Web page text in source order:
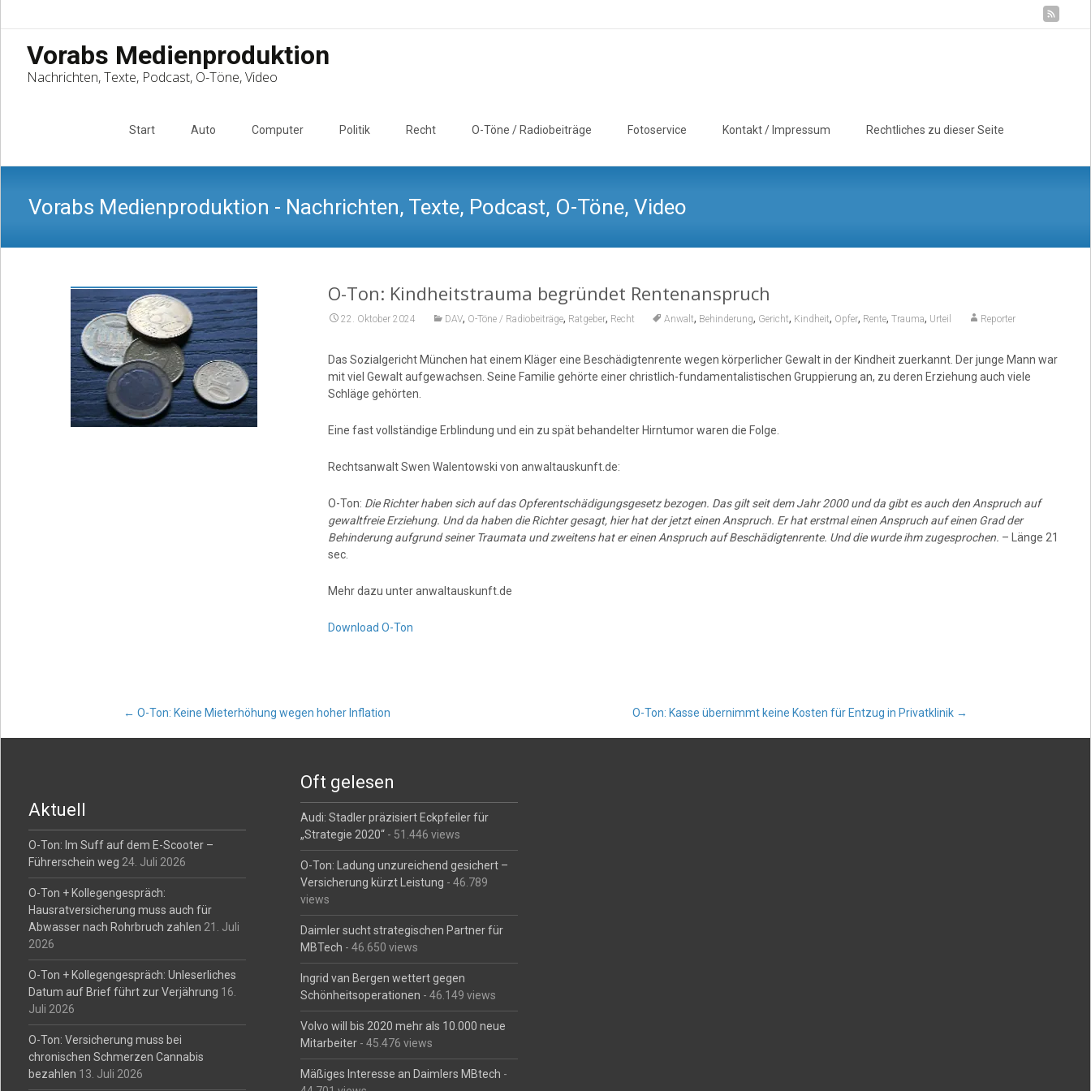
Vorabs Medienproduktion
Nachrichten, Texte, Podcast, O-Töne, Video
Start Auto Computer Politik Recht O-Töne / Radiobeiträge Fotoservice Kontakt / Impressum Rechtliches zu dieser Seite
Vorabs Medienproduktion - Nachrichten, Texte, Podcast, O-Töne, Video
O-Ton: Kindheitstrauma begründet Rentenanspruch
22. Oktober 2024 DAV, O-Töne / Radiobeiträge, Ratgeber, Recht Anwalt, Behinderung, Gericht, Kindheit, Opfer, Rente, Trauma, Urteil Reporter
Das Sozialgericht München hat einem Kläger eine Beschädigtenrente wegen körperlicher Gewalt in der Kindheit zuerkannt. Der junge Mann war
mit viel Gewalt aufgewachsen. Seine Familie gehörte einer christlich-fundamentalistischen Gruppierung an, zu deren Erziehung auch viele
Schläge gehörten.
Eine fast vollständige Erblindung und ein zu spät behandelter Hirntumor waren die Folge.
Rechtsanwalt Swen Walentowski von anwaltauskunft.de:
O-Ton: Die Richter haben sich auf das Opferentschädigungsgesetz bezogen. Das gilt seit dem Jahr 2000 und da gibt es auch den Anspruch auf
gewaltfreie Erziehung. Und da haben die Richter gesagt, hier hat der jetzt einen Anspruch. Er hat erstmal einen Anspruch auf einen Grad der
Behinderung aufgrund seiner Traumata und zweitens hat er einen Anspruch auf Beschädigtenrente. Und die wurde ihm zugesprochen. – Länge 21
sec.
Mehr dazu unter anwaltauskunft.de
Download O-Ton
Post
← O-Ton: Keine Mieterhöhung wegen hoher Inflation O-Ton: Kasse übernimmt keine Kosten für Entzug in Privatklinik →
Aktuell
O-Ton: Im Suff auf dem E-Scooter –
Führerschein weg 24. Juli 2026
O-Ton + Kollegengespräch:
Hausratversicherung muss auch für
Abwasser nach Rohrbruch zahlen 21. Juli
2026
O-Ton + Kollegengespräch: Unleserliches
Datum auf Brief führt zur Verjährung 16.
Juli 2026
O-Ton: Versicherung muss bei
chronischen Schmerzen Cannabis
bezahlen 13. Juli 2026
Oft gelesen
Audi: Stadler präzisiert Eckpfeiler für
„Strategie 2020“ - 51.446 views
O-Ton: Ladung unzureichend gesichert –
Versicherung kürzt Leistung - 46.789
views
Daimler sucht strategischen Partner für
MBTech - 46.650 views
Ingrid van Bergen wettert gegen
Schönheitsoperationen - 46.149 views
Volvo will bis 2020 mehr als 10.000 neue
Mitarbeiter - 45.476 views
Mäßiges Interesse an Daimlers MBtech -